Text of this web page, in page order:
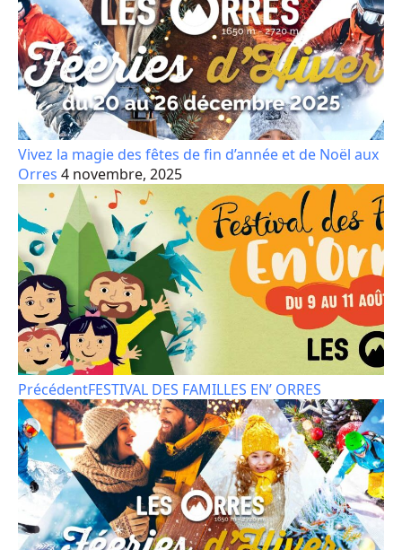
Vivez la magie des fêtes de fin d’année et de Noël aux
Orres 4 novembre, 2025
PrécédentFESTIVAL DES FAMILLES EN’ ORRES